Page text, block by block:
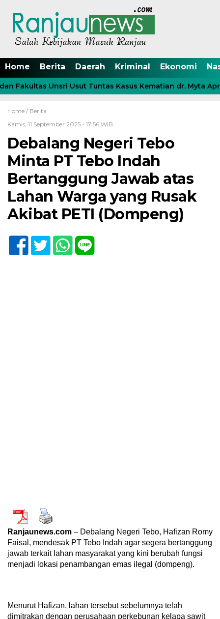
Home Berita Daerah Kriminal Ekonomi
Fakultas Unsri Usut Tuntas Kasus Kematian dr. Myta
Home / Berita
Kamis, 11 September 2025 - 17:56 WIB
Debalang Negeri Tebo
Minta PT Tebo Indah
Bertanggung Jawab atas
Lahan Warga yang Rusak
Akibat PETI (Dompeng)
Ranjaunews.com – Debalang Negeri Tebo, Hafizan Romy
Faisal, mendesak PT Tebo Indah agar segera bertanggung
jawab terkait lahan masyarakat yang kini berubah fungsi
menjadi lokasi penambangan emas ilegal (dompeng).
Menurut Hafizan, lahan tersebut sebelumnya telah
dimitrakan dengan perusahaan perkebunan kelapa sawit